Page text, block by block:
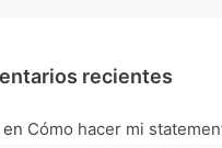
trashumantes» New York
Commissaire
recientes
en Cómo hacer mi